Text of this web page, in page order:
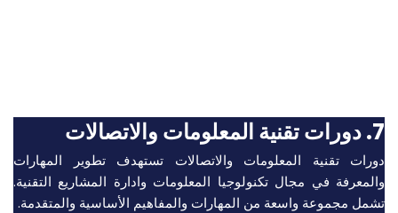
7. دورات تقنية المعلومات والاتصالات
دورات تقنية المعلومات والاتصالات تستهدف تطوير المهارات
والمعرفة في مجال تكنولوجيا المعلومات وادارة المشاريع التقنية.
تشمل مجموعة واسعة من المهارات والمفاهيم الأساسية والمتقدمة.